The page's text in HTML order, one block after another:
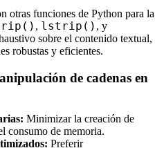
otras funciones de Python para la
, lstrip() , y
sobre el contenido textual,
robustas y eficientes.
de cadenas en
Minimizar la creación de
consumo de memoria.
Preferir